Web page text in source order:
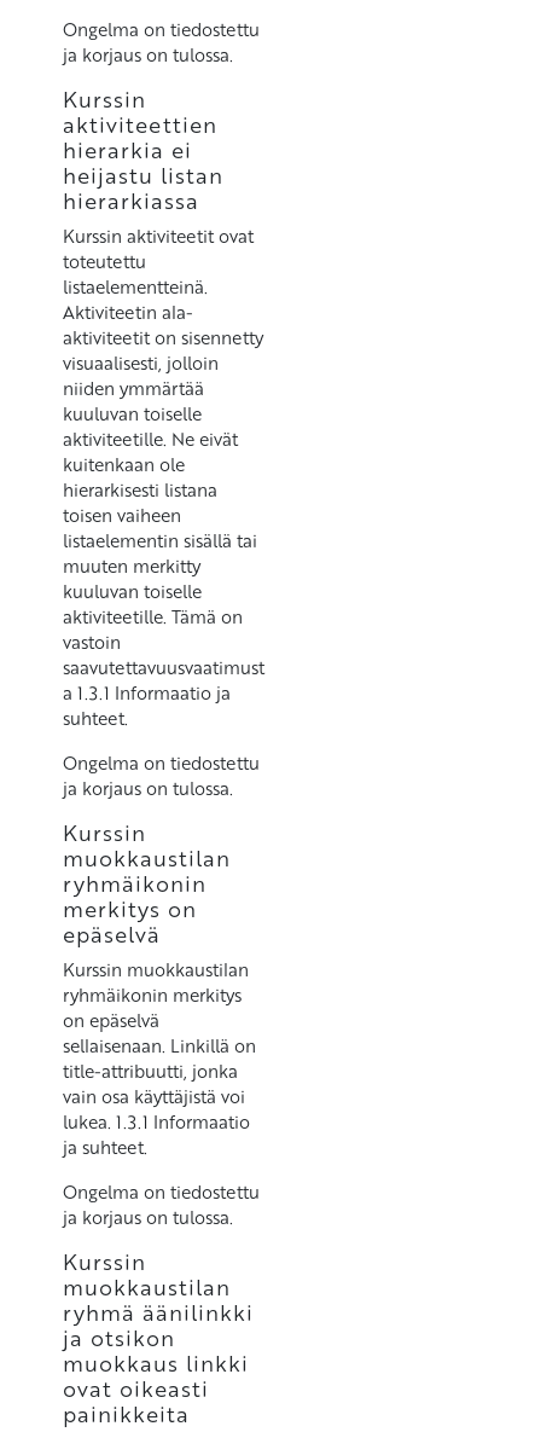
Ongelma on tiedostettu
ja korjaus on tulossa.
Kurssin
aktiviteettien
hierarkia ei
heijastu listan
hierarkiassa
Kurssin aktiviteetit ovat
toteutettu
listaelementteinä.
Aktiviteetin ala-
aktiviteetit on sisennetty
visuaalisesti, jolloin
niiden ymmärtää
kuuluvan toiselle
aktiviteetille. Ne eivät
kuitenkaan ole
hierarkisesti listana
toisen vaiheen
listaelementin sisällä tai
muuten merkitty
kuuluvan toiselle
aktiviteetille. Tämä on
vastoin
saavutettavuusvaatimust
a 1.3.1 Informaatio ja
suhteet.
Ongelma on tiedostettu
ja korjaus on tulossa.
Kurssin
muokkaustilan
ryhmäikonin
merkitys on
epäselvä
Kurssin muokkaustilan
ryhmäikonin merkitys
on epäselvä
sellaisenaan. Linkillä on
title-attribuutti, jonka
vain osa käyttäjistä voi
lukea. 1.3.1 Informaatio
ja suhteet.
Ongelma on tiedostettu
ja korjaus on tulossa.
Kurssin
muokkaustilan
ryhmä äänilinkki
ja otsikon
muokkaus linkki
ovat oikeasti
painikkeita